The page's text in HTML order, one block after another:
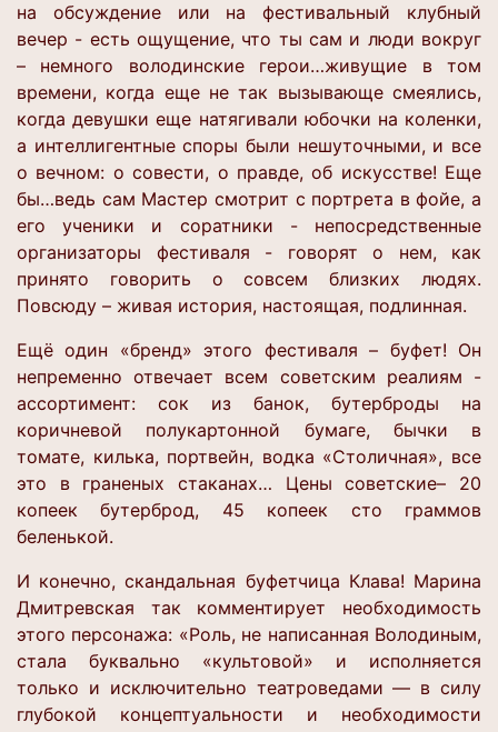
на обсуждение или на фестивальный клубный
вечер - есть ощущение, что ты сам и люди вокруг
– немного володинские герои…живущие в том
времени, когда еще не так вызывающе смеялись,
когда девушки еще натягивали юбочки на коленки,
а интеллигентные споры были нешуточными, и все
о вечном: о совести, о правде, об искусстве! Еще
бы…ведь сам Мастер смотрит с портрета в фойе, а
его ученики и соратники - непосредственные
организаторы фестиваля - говорят о нем, как
принято говорить о совсем близких людях.
Повсюду – живая история, настоящая, подлинная.
Ещё один «бренд» этого фестиваля – буфет! Он
непременно отвечает всем советским реалиям -
ассортимент: сок из банок, бутерброды на
коричневой полукартонной бумаге, бычки в
томате, килька, портвейн, водка «Столичная», все
это в граненых стаканах… Цены советские– 20
копеек бутерброд, 45 копеек сто граммов
беленькой.
И конечно, скандальная буфетчица Клава! Марина
Дмитревская так комментирует необходимость
этого персонажа: «Роль, не написанная Володиным,
стала буквально «культовой» и исполняется
только и исключительно театроведами — в силу
глубокой концептуальности и необходимости